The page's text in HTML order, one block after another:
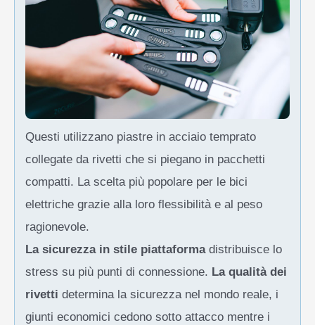
Questi utilizzano piastre in acciaio temprato
collegate da rivetti che si piegano in pacchetti
compatti. La scelta più popolare per le bici
elettriche grazie alla loro flessibilità e al peso
ragionevole.
La sicurezza in stile piattaformadistribuisce lo
stress su più punti di connessione. La qualità dei
rivetti determina la sicurezza nel mondo reale, i
giunti economici cedono sotto attacco mentre i